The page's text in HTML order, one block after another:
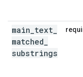
main text
matched
substrings